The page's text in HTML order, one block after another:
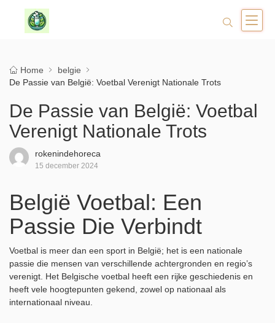
Home
belgie
De Passie van België: Voetbal Verenigt Nationale Trots
De Passie van België: Voetbal
Verenigt Nationale Trots
rokenindehoreca
15 december 2024
België Voetbal: Een
Passie Die Verbindt
Voetbal is meer dan een sport in België; het is een nationale
passie die mensen van verschillende achtergronden en regio’s
verenigt. Het Belgische voetbal heeft een rijke geschiedenis en
heeft vele hoogtepunten gekend, zowel op nationaal als
internationaal niveau.